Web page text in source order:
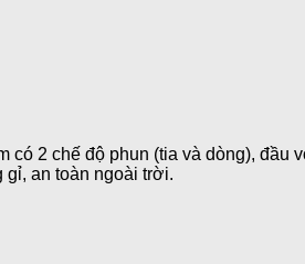
có 2 chế độ phun (tia và dòng), đầu
gỉ, an toàn ngoài trời.